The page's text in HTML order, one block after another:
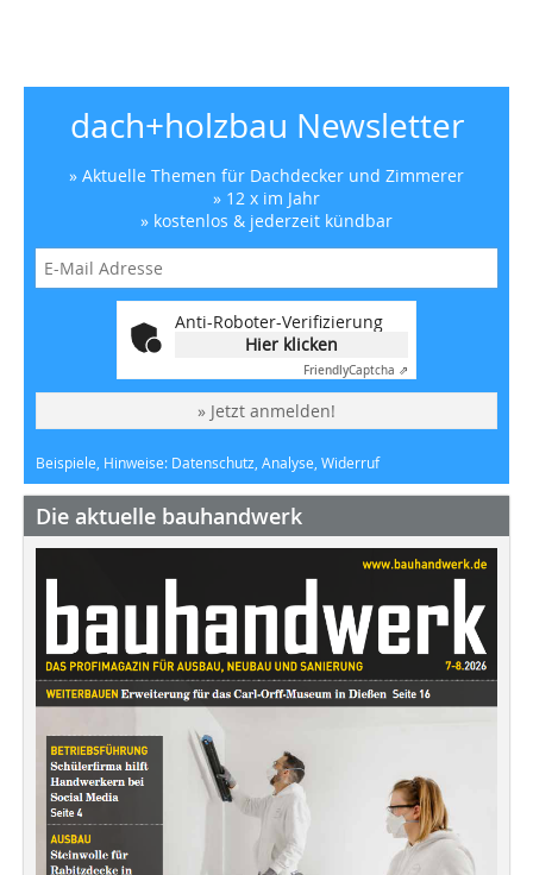
dach+holzbau Newsletter
» Aktuelle Themen für Dachdecker und Zimmerer
» 12 x im Jahr
» kostenlos & jederzeit kündbar
Anti-Roboter-Verifizierung
Hier klicken
FriendlyCaptcha ⇗
» Jetzt anmelden!
Beispiele, Hinweise: Datenschutz, Analyse, Widerruf
Die aktuelle bauhandwerk